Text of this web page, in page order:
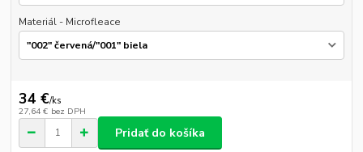
Materiál - Microfleace
34 €/ks
27,64 € bez DPH
Pridať do košíka